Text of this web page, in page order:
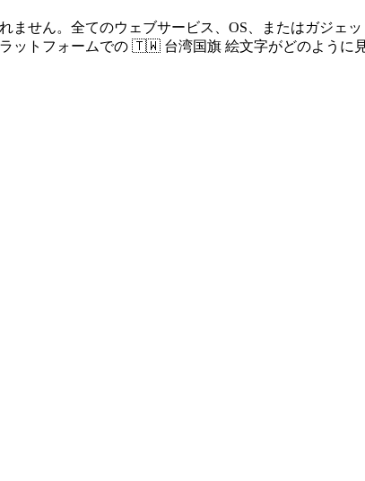
ません。全てのウェブサービス、OS、またはガジェ
ットフォームでの 🇹🇼 台湾国旗 絵文字がどのように